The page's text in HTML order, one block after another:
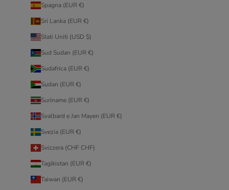
Spagna (EUR €)
Sri Lanka (EUR €)
Stati Uniti (USD $)
Sud Sudan (EUR €)
Sudafrica (EUR €)
Sudan (EUR €)
Suriname (EUR €)
Svalbard e Jan Mayen (EUR €)
Svezia (EUR €)
Svizzera (CHF CHF)
Tagikistan (EUR €)
Taiwan (EUR €)